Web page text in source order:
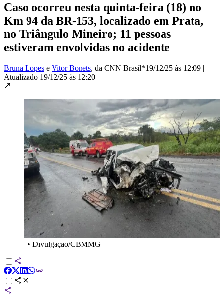
Caso ocorreu nesta quinta-feira (18) no
Km 94 da BR-153, localizado em Prata,
no Triângulo Mineiro; 11 pessoas
estiveram envolvidas no acidente
Bruna Lopes e Vitor Bonets, da CNN Brasil*19/12/25 às 12:09 |
Atualizado 19/12/25 às 12:20
• Divulgação/CBMMG